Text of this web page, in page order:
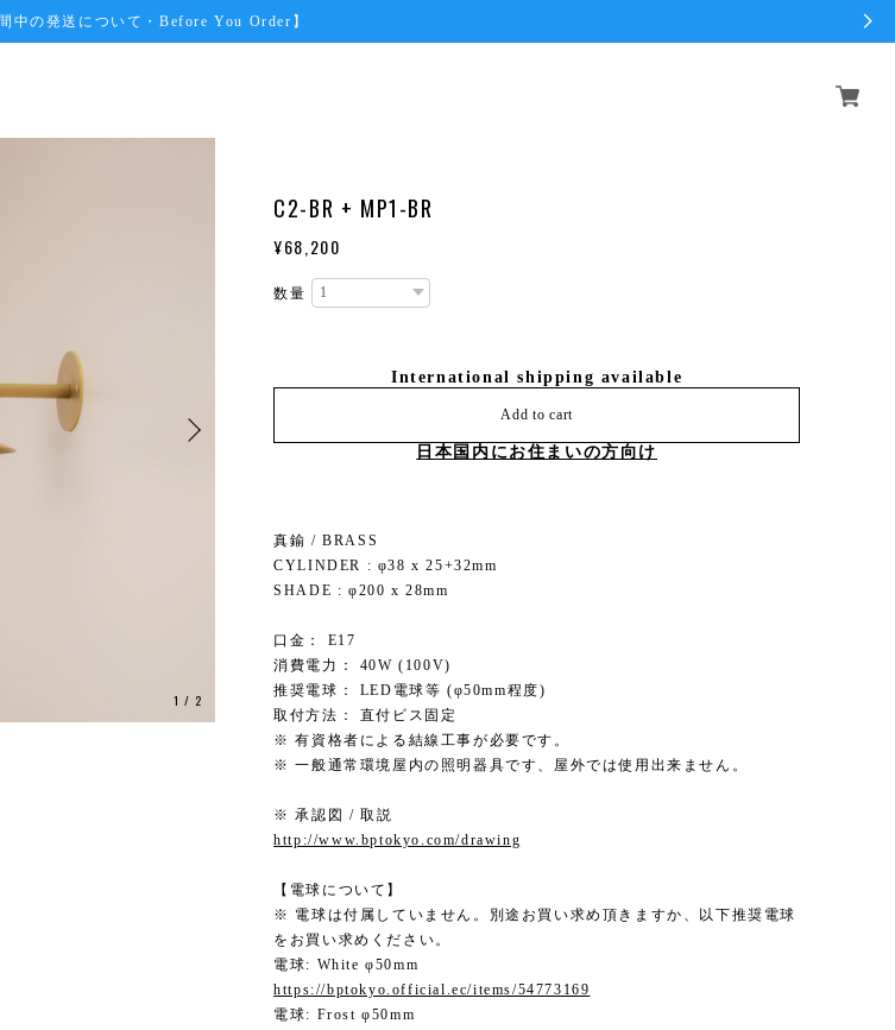
間中の発送について・Before You Order】
1 / 2
C2-BR + MP1-BR
¥68,200
数量
International shipping available
Add to cart
日本国内にお住まいの方向け
真鍮 / BRASS
CYLINDER : φ38 x 25+32mm
SHADE : φ200 x 28mm
口金： E17
消費電力： 40W (100V)
推奨電球： LED電球等 (φ50mm程度)
取付方法： 直付ビス固定
※ 有資格者による結線工事が必要です。
※ 一般通常環境屋内の照明器具です、屋外では使用出来ません。
※ 承認図 / 取説
http://www.bptokyo.com/drawing
【電球について】
※ 電球は付属していません。別途お買い求め頂きますか、以下推奨電球
をお買い求めください。
電球: White φ50mm
https://bptokyo.official.ec/items/54773169
電球: Frost φ50mm